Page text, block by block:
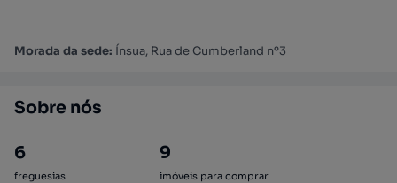
Morada da sede: Ínsua, Rua de Cumberland nº3
Sobre nós
6
freguesias
9
imóveis para comprar